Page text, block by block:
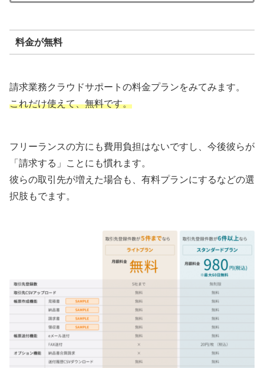
料金が無料
請求業務クラウドサポートの料金プランをみてみます。
これだけ使えて、無料です。
フリーランスの方にも費用負担はないですし、今後彼らが
「請求する」ことにも慣れます。
彼らの取引先が増えた場合も、有料プランにするなどの選
択肢もでます。